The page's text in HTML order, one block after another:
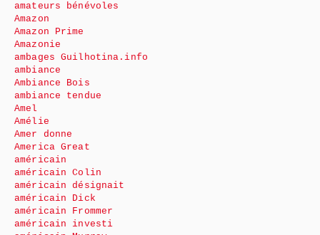
amateurs bénévoles
Amazon
Amazon Prime
Amazonie
ambages Guilhotina.info
ambiance
Ambiance Bois
ambiance tendue
Amel
Amélie
Amer donne
America Great
américain
américain Colin
américain désignait
américain Dick
américain Frommer
américain investi